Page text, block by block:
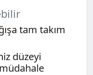
tam takım
düzeyi